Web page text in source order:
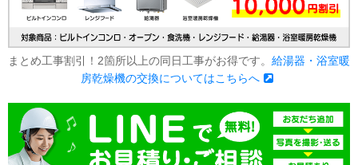
まとめ工事割引！2箇所以上の同日工事がお得です。 給湯器・浴室暖
房乾燥機の交換についてはこちらへ